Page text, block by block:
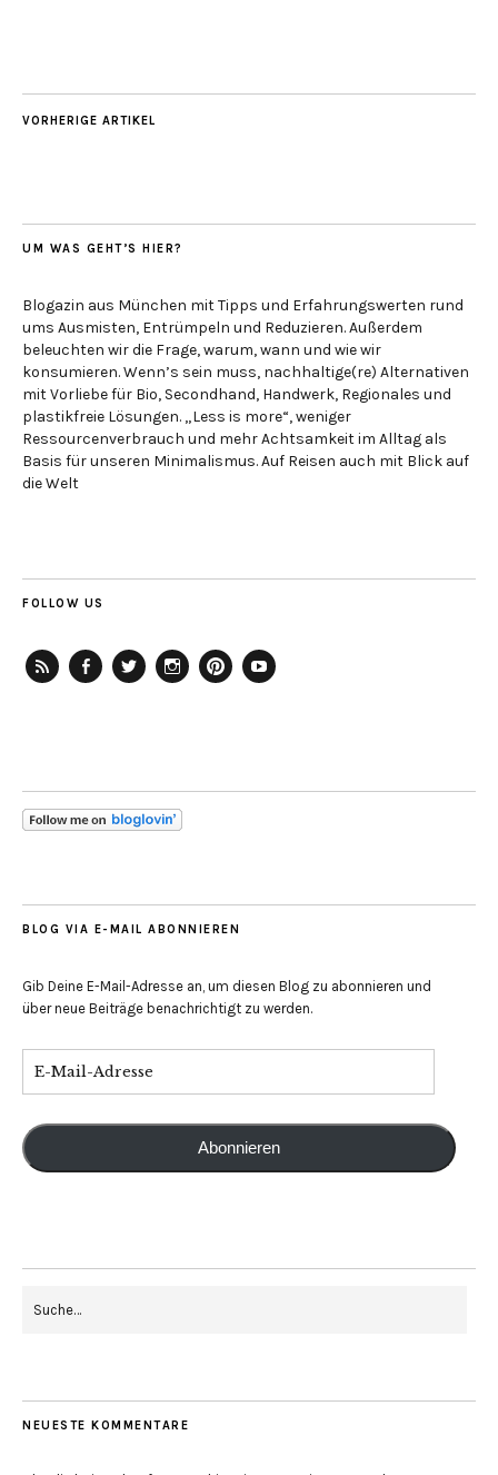
VORHERIGE ARTIKEL
UM WAS GEHT’S HIER?
Blogazin aus München mit Tipps und Erfahrungswerten rund
ums Ausmisten, Entrümpeln und Reduzieren. Außerdem
beleuchten wir die Frage, warum, wann und wie wir
konsumieren. Wenn’s sein muss, nachhaltige(re) Alternativen
mit Vorliebe für Bio, Secondhand, Handwerk, Regionales und
plastikfreie Lösungen. „Less is more“, weniger
Ressourcenverbrauch und mehr Achtsamkeit im Alltag als
Basis für unseren Minimalismus. Auf Reisen auch mit Blick auf
die Welt
FOLLOW US
BLOG VIA E-MAIL ABONNIEREN
Gib Deine E-Mail-Adresse an, um diesen Blog zu abonnieren und
über neue Beiträge benachrichtigt zu werden.
Abonnieren
NEUESTE KOMMENTARE